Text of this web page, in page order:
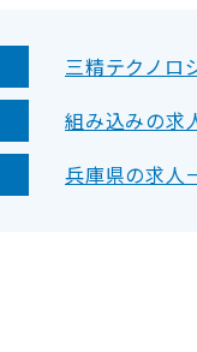
三精テクノロ
組み込みの求
兵庫県の求人